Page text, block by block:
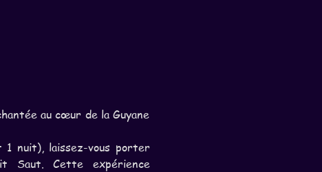
au cœur de la Guyane
nuit), laissez-vous porter
Saut. Cette expérience